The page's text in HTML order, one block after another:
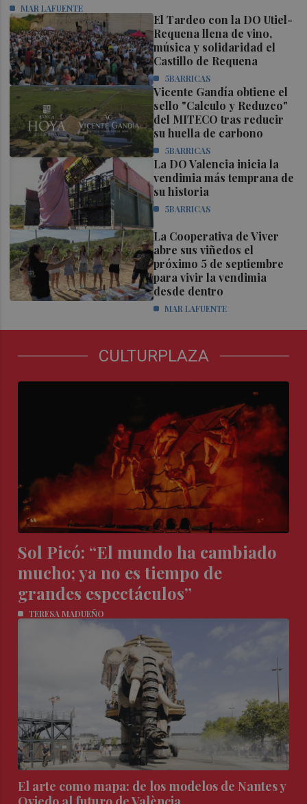
El Tardeo con la DO Utiel-
Requena llena de vino,
música y solidaridad el
Castillo de Requena
5BARRICAS
Vicente Gandía obtiene el
sello "Calculo y Reduzco"
del MITECO tras reducir
su huella de carbono
5BARRICAS
La DO Valencia inicia la
vendimia más temprana de
su historia
5BARRICAS
La Cooperativa de Viver
abre sus viñedos el
próximo 5 de septiembre
para vivir la vendimia
desde dentro
MAR LAFUENTE
MAR LAFUENTE
CULTURPLAZA
Sol Picó: “El mundo ha cambiado
mucho; ya no es tiempo de
grandes espectáculos”
TERESA MADUEÑO
El arte como mapa: de los modelos de Nantes y